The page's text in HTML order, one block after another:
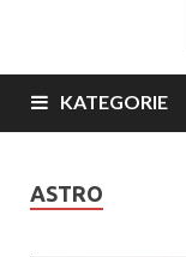
KATEGORIE
ASTRO